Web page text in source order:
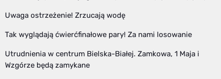
Uwaga ostrzeżenie! Zrzucają wodę
Tak wyglądają ćwierćfinałowe pary! Za nami losowanie
Utrudnienia w centrum Bielska-Białej. Zamkowa, 1 Maja i
Wzgórze będą zamykane